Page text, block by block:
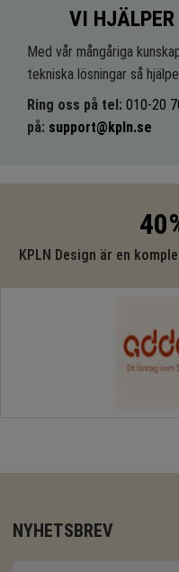
VI HJÄLPER
Med vår mångåriga
tekniska lösningar så
Ring oss på tel: 010-20
på: support@kpln.se
KPLN Design är en
NYHETSBREV